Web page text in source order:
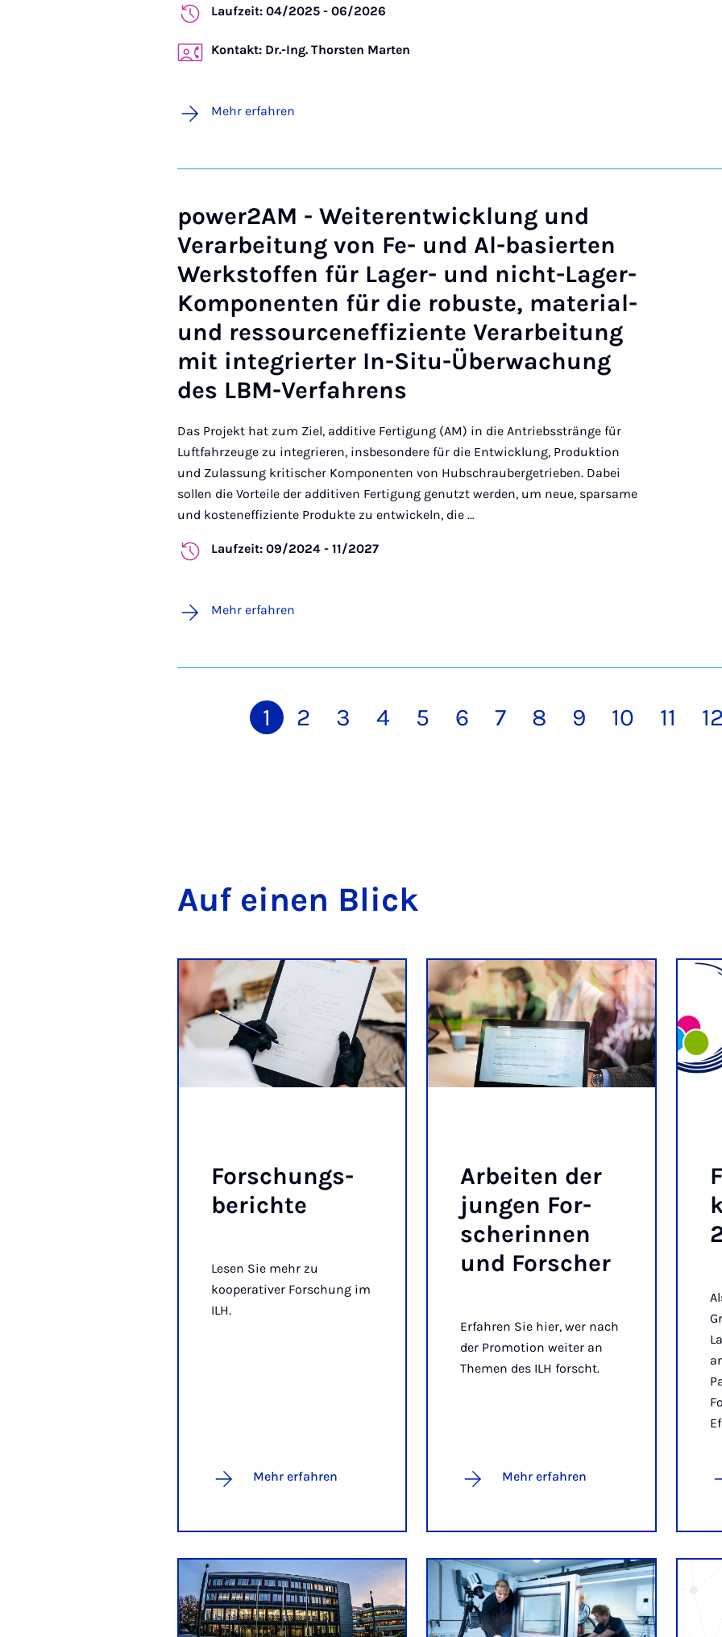
Laufzeit: 04/2025 - 06/2026
Kontakt: Dr.-Ing. Thorsten Marten
Mehr erfahren
power2AM - Weiterentwicklung und
Verarbeitung von Fe- und Al-basierten
Werkstoffen für Lager- und nicht-Lager-
Komponenten für die robuste, material-
und ressourceneffiziente Verarbeitung
mit integrierter In-Situ-Überwachung
des LBM-Verfahrens
Das Projekt hat zum Ziel, additive Fertigung (AM) in die Antriebsstränge für
Luftfahrzeuge zu integrieren, insbesondere für die Entwicklung, Produktion
und Zulassung kritischer Komponenten von Hubschraubergetrieben. Dabei
sollen die Vorteile der additiven Fertigung genutzt werden, um neue, sparsame
und kosteneffiziente Produkte zu entwickeln, die ...
Laufzeit: 09/2024 - 11/2027
Mehr erfahren
1 2 3 4 5 6 7 8 9 10 11
Auf einen Blick
For­schungs­
be­rich­te
Lesen Sie mehr zu
kooperativer Forschung im
ILH.
Mehr erfahren
Ar­bei­ten der
jun­gen For­
sche­rin­nen
und For­scher
Erfahren Sie hier, wer nach
der Promotion weiter an
Themen des ILH forscht.
Mehr erfahren